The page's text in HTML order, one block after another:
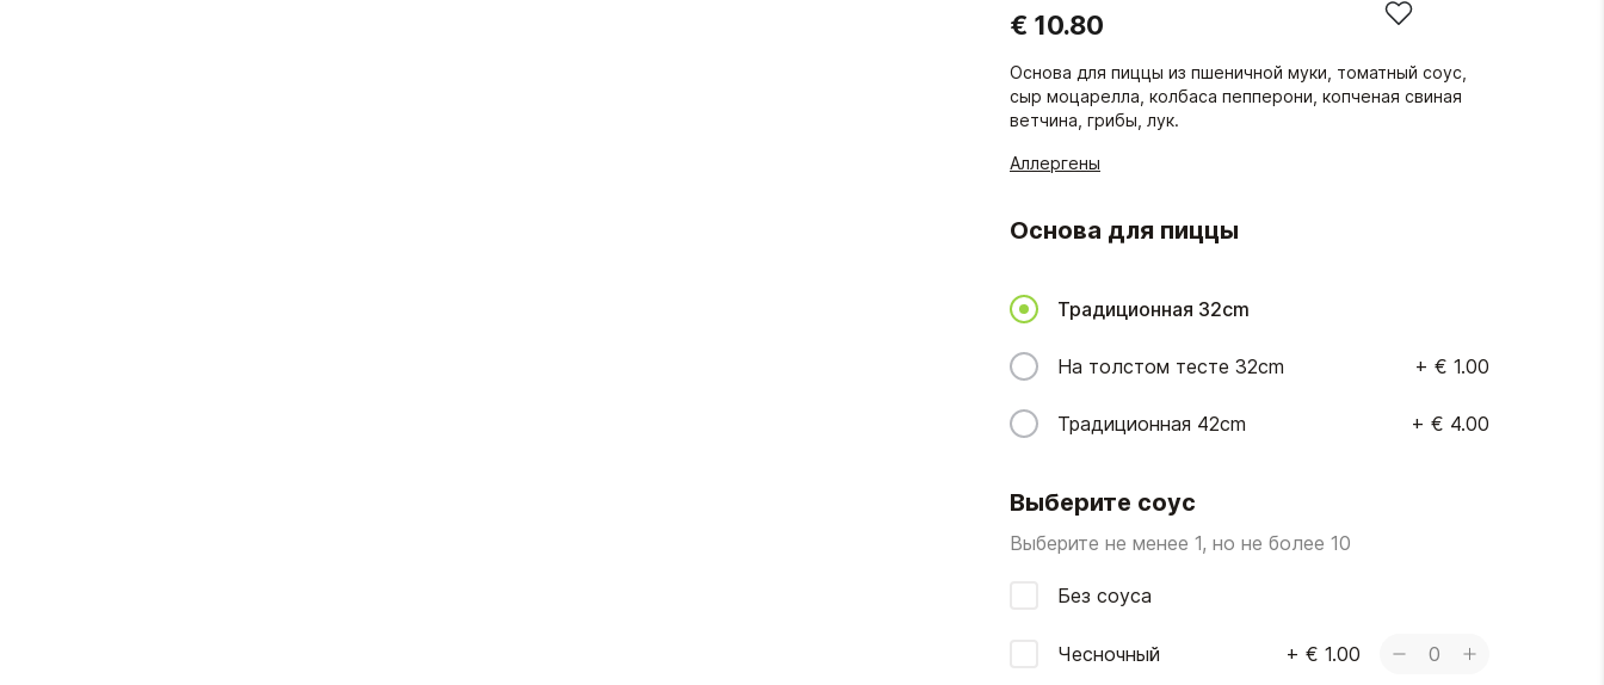
€ 10.80
Основа для пиццы из пшеничной муки, томатный соус,
сыр моцарелла, колбаса пепперони, копченая свиная
ветчина, грибы, лук.
Аллергены
Основа для пиццы
Традиционная 32cm
На толстом тесте 32cm + € 1.00
Традиционная 42cm + € 4.00
Выберите соус
Выберите не менее 1, но не более 10
Без соуса
Чесночный + € 1.00 0